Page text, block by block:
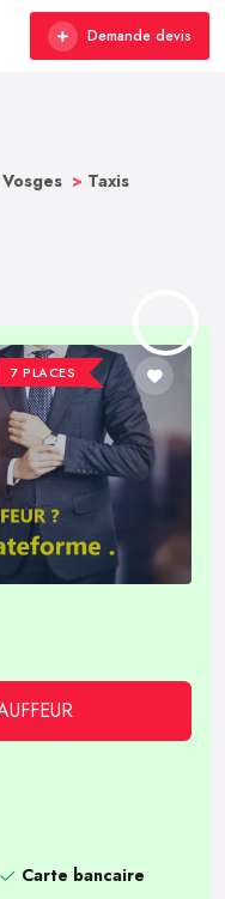
Demande devis
> Taxis
7 PLACES
Carte bancaire